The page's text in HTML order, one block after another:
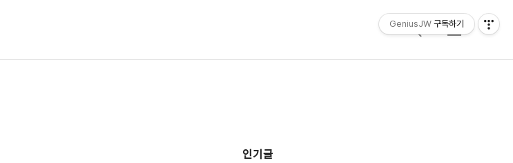
검
메
가
인기글
GeniusJW 구독하기